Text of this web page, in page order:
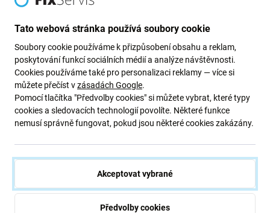
FixPremium
Ochranná Fólie pro iPhone 13,
FixPremium
kompatibilní s Apple
132 Kč
Tato webová stránka používá soubory cookie
Soubory cookie používáme k přizpůsobení obsahu a reklam,
poskytování funkcí sociálních médií a analýze návštěvnosti.
Cookies používáme také pro personalizaci reklamy — více si
můžete přečíst vzásadách Google.
Pomocí tlačítka "Předvolby cookies" si můžete vybrat, které typy
cookies a sledovacích technologií povolíte. Některé funkce
nemusí správně fungovat, pokud jsou některé cookies zakázány.
Akceptovat vybrané
Předvolby cookies